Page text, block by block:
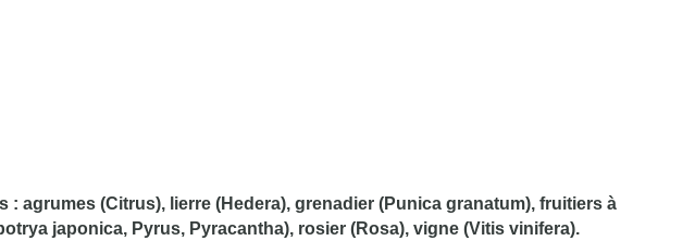
agrumes (Citrus), lierre (Hedera), grenadier (Punica granatum), fruitiers à
japonica, Pyrus, Pyracantha), rosier (Rosa), vigne (Vitis vinifera).